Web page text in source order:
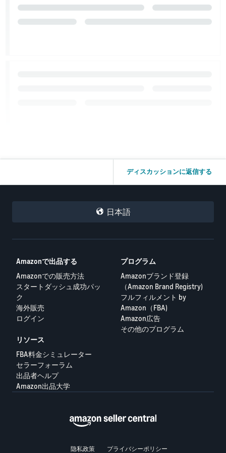
ディスカッションに返信する
日本語
Amazonで出品する
Amazonでの販売方法
スタートダッシュ成功パッ
ク
海外販売
ログイン
プログラム
Amazonブランド登録
（Amazon Brand Registry)
フルフィルメント by
Amazon（FBA)
Amazon広告
その他のプログラム
リソース
FBA料金シミュレーター
セラーフォーラム
出品者ヘルプ
Amazon出品大学
隐私政策 プライバシーポリシー